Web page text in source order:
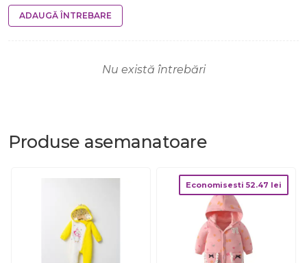
ADAUGĂ ÎNTREBARE
Nu există întrebări
Produse asemanatoare
Economisesti 52.47 lei